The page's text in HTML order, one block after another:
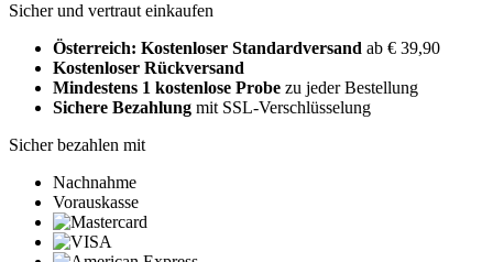
Sicher und vertraut einkaufen
Österreich: Kostenloser Standardversand ab € 39,90
Kostenloser Rückversand
Mindestens 1 kostenlose Probe zu jeder Bestellung
Sichere Bezahlung mit SSL-Verschlüsselung
Sicher bezahlen mit
Nachnahme
Vorauskasse